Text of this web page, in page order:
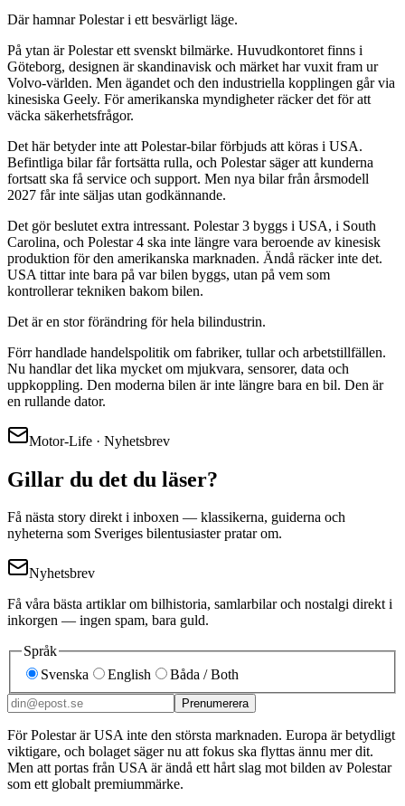
Där hamnar Polestar i ett besvärligt läge.
På ytan är Polestar ett svenskt bilmärke. Huvudkontoret finns i
Göteborg, designen är skandinavisk och märket har vuxit fram ur
Volvo-världen. Men ägandet och den industriella kopplingen går via
kinesiska Geely. För amerikanska myndigheter räcker det för att
väcka säkerhetsfrågor.
Det här betyder inte att Polestar-bilar förbjuds att köras i USA.
Befintliga bilar får fortsätta rulla, och Polestar säger att kunderna
fortsatt ska få service och support. Men nya bilar från årsmodell
2027 får inte säljas utan godkännande.
Det gör beslutet extra intressant. Polestar 3 byggs i USA, i South
Carolina, och Polestar 4 ska inte längre vara beroende av kinesisk
produktion för den amerikanska marknaden. Ändå räcker inte det.
USA tittar inte bara på var bilen byggs, utan på vem som
kontrollerar tekniken bakom bilen.
Det är en stor förändring för hela bilindustrin.
Förr handlade handelspolitik om fabriker, tullar och arbetstillfällen.
Nu handlar det lika mycket om mjukvara, sensorer, data och
uppkoppling. Den moderna bilen är inte längre bara en bil. Den är
en rullande dator.
Motor-Life · Nyhetsbrev
Gillar du det du läser?
Få nästa story direkt i inboxen — klassikerna, guiderna och
nyheterna som Sveriges bilentusiaster pratar om.
Nyhetsbrev
Få våra bästa artiklar om bilhistoria, samlarbilar och nostalgi direkt i
inkorgen — ingen spam, bara guld.
Språk
Svenska
English Båda / Both
Prenumerera
För Polestar är USA inte den största marknaden. Europa är betydligt
viktigare, och bolaget säger nu att fokus ska flyttas ännu mer dit.
Men att portas från USA är ändå ett hårt slag mot bilden av Polestar
som ett globalt premiummärke.